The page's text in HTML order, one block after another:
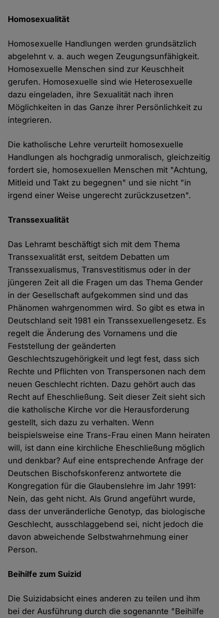
Homosexualität
Homosexuelle Handlungen werden grundsätzlich
abgelehnt v. a. auch wegen Zeugungsunfähigkeit.
Homosexuelle Menschen sind zur Keuschheit
gerufen. Homosexuelle sind wie Heterosexuelle
dazu eingeladen, ihre Sexualität nach ihren
Möglichkeiten in das Ganze ihrer Persönlichkeit zu
integrieren.
Die katholische Lehre verurteilt homosexuelle
Handlungen als hochgradig unmoralisch, gleichzeitig
fordert sie, homosexuellen Menschen mit "Achtung,
Mitleid und Takt zu begegnen" und sie nicht "in
irgend einer Weise ungerecht zurückzusetzen".
Transsexualität
Das Lehramt beschäftigt sich mit dem Thema
Transsexualität erst, seitdem Debatten um
Transsexualismus, Transvestitismus oder in der
jüngeren Zeit all die Fragen um das Thema Gender
in der Gesellschaft aufgekommen sind und das
Phänomen wahrgenommen wird. So gibt es etwa in
Deutschland seit 1981 ein Transsexuellengesetz. Es
regelt die Änderung des Vornamens und die
Feststellung der geänderten
Geschlechtszugehörigkeit und legt fest, dass sich
Rechte und Pflichten von Transpersonen nach dem
neuen Geschlecht richten. Dazu gehört auch das
Recht auf Eheschließung. Seit dieser Zeit sieht sich
die katholische Kirche vor die Herausforderung
gestellt, sich dazu zu verhalten. Wenn
beispielsweise eine Trans-Frau einen Mann heiraten
will, ist dann eine kirchliche Eheschließung möglich
und denkbar? Auf eine entsprechende Anfrage der
Deutschen Bischofskonferenz antwortete die
Kongregation für die Glaubenslehre im Jahr 1991:
Nein, das geht nicht. Als Grund angeführt wurde,
dass der unveränderliche Genotyp, das biologische
Geschlecht, ausschlaggebend sei, nicht jedoch die
davon abweichende Selbstwahrnehmung einer
Person.
Beihilfe zum Suizid
Die Suizidabsicht eines anderen zu teilen und ihm
bei der Ausführung durch die sogenannte "Beihilfe